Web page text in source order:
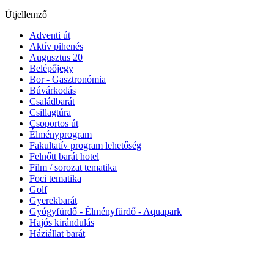
Útjellemző
Adventi út
Aktív pihenés
Augusztus 20
Belépőjegy
Bor - Gasztronómia
Búvárkodás
Családbarát
Csillagtúra
Csoportos út
Élményprogram
Fakultatív program lehetőség
Felnőtt barát hotel
Film / sorozat tematika
Foci tematika
Golf
Gyerekbarát
Gyógyfürdő - Élményfürdő - Aquapark
Hajós kirándulás
Háziállat barát